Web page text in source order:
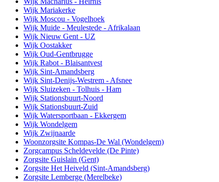
Wijk Mariakerke
Wijk Moscou - Vogelhoek
Wijk Muide - Meulestede - Afrikalaan
Wijk Nieuw Gent - UZ
Wijk Oostakker
Wijk Oud-Gentbrugge
Wijk Rabot - Blaisantvest
Wijk Sint-Amandsberg
Wijk Sint-Denijs-Westrem - Afsnee
Wijk Sluizeken - Tolhuis - Ham
Wijk Stationsbuurt-Noord
Wijk Stationsbuurt-Zuid
Wijk Watersportbaan - Ekkergem
Wijk Wondelgem
Wijk Zwijnaarde
Woonzorgsite Kompas-De Wal (Wondelgem)
Zorgcampus Scheldevelde (De Pinte)
Zorgsite Guislain (Gent)
Zorgsite Het Heiveld (Sint-Amandsberg)
Zorgsite Lemberge (Merelbeke)